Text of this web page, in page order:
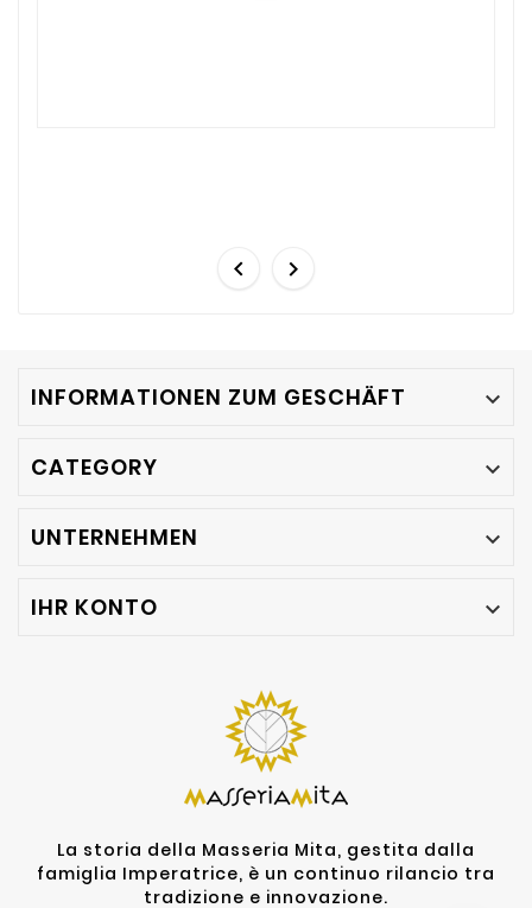
 
INFORMATIONEN ZUM GESCHÄFT 
CATEGORY 
UNTERNEHMEN 
IHR KONTO 
La storia della Masseria Mita, gestita dalla
famiglia Imperatrice, è un continuo rilancio tra
tradizione e innovazione.